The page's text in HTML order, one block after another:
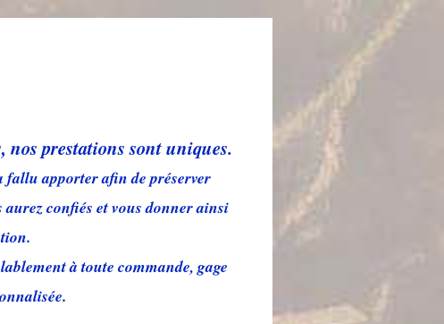
nos prestations sont uniques.
apporter afin de préserver
confiés et vous donner ainsi
à toute commande, gage